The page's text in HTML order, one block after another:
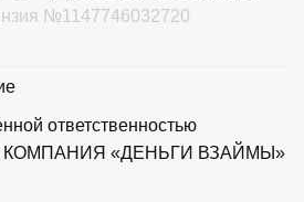
№1147746032720
ответственностью
«ДЕНЬГИ ВЗАЙМЫ»